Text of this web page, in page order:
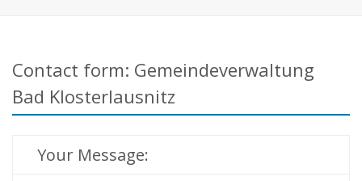
Contact form: Gemeindeverwaltung
Bad Klosterlausnitz
Your Message: